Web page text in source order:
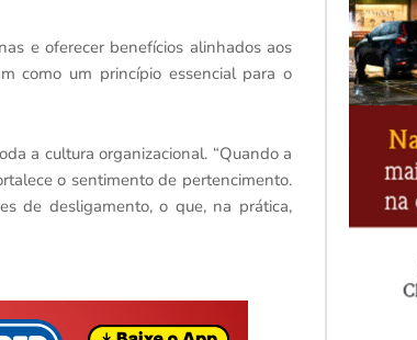
e oferecer benefícios alinhados aos
como um princípio essencial para o
a cultura organizacional. “Quando a
o sentimento de pertencimento.
de desligamento, o que, na prática,